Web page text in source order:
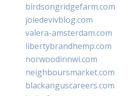
birdsongridgefarm.com
joiedevivblog.com
valera-amsterdam.com
libertybrandhemp.com
norwoodinnwi.com
neighboursmarket.com
blackanguscareers.com